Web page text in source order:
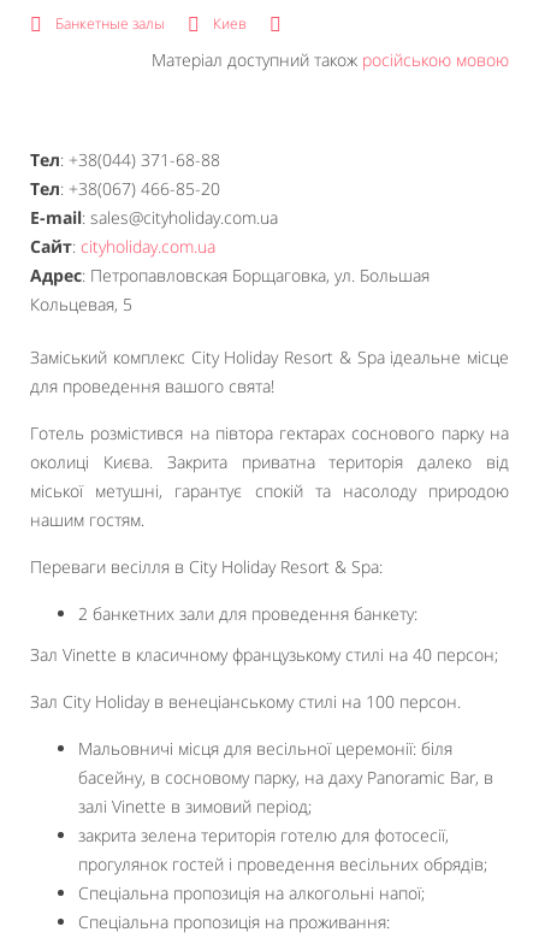
Банкетные залы Киев
Матеріал доступний також російською мовою
Тел: +38(044) 371-68-88
Тел: +38(067) 466-85-20
E-mail: sales@cityholiday.com.ua
Сайт: cityholiday.com.ua
Адрес: Петропавловская Борщаговка, ул. Большая
Кольцевая, 5
Заміський комплекс City Holiday Resort & Spa ідеальне місце
для проведення вашого свята!
Готель розмістився на півтора гектарах соснового парку на
околиці Києва. Закрита приватна територія далеко від
міської метушні, гарантує спокій та насолоду природою
нашим гостям.
Переваги весілля в City Holiday Resort & Spa:
2 банкетних зали для проведення банкету:
Зал Vinette в класичному французькому стилі на 40 персон;
Зал City Holiday в венеціанському стилі на 100 персон.
Мальовничі місця для весільної церемонії: біля
басейну, в сосновому парку, на даху Panoramic Bar, в
залі Vinette в зимовий період;
закрита зелена територія готелю для фотосесії,
прогулянок гостей і проведення весільних обрядів;
Спеціальна пропозиція на алкогольні напої;
Спеціальна пропозиція на проживання: